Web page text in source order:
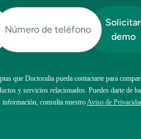
que Doctoralia pueda contactarte para
y servicios relacionados. Puedes darte de
información, consulta nuestro Aviso de